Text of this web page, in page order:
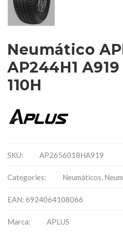
Neumático
AP244H1
110H
SKU: AP2656018HA919
Categories: Neumáticos,
EAN: 6924064108066
Marca: APLUS